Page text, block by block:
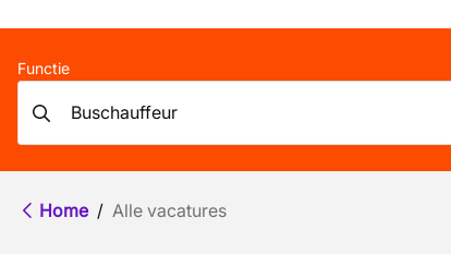
Functie
Home / Alle vacatures